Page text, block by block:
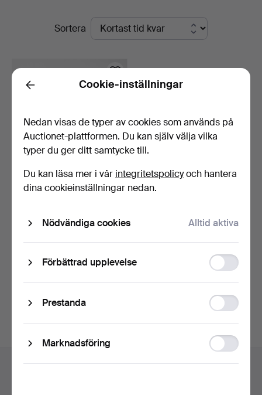
PågåendeSortera
LINEMAR. "Bubbling Bull"
Värdering
Bevaka sökning
vårt arkiv med avslutade auktioner
Hjälp och kontakt
Back Cookie-inställningar
Nedan visas de typer av cookies som används på
Auctionet-plattformen. Du kan själv välja vilka
typer du ger ditt samtycke till.
Du kan läsa mer i vår integritetspolicyoch hantera
dina cookieinställningar nedan.
Nödvändiga cookies Alltid aktiva
Förbättrad upplevelse
storage
Prestanda
storage
Marknadsföring
Ad
storage